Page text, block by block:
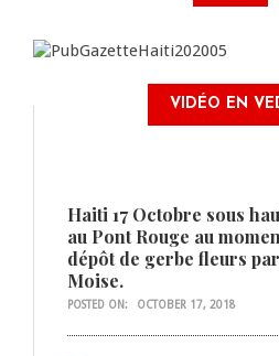
VIDÉO EN
Haiti 17 Octobre sous
au Pont Rouge au
dépôt de gerbe fleurs
Moise.
POSTED ON: OCTOBER 17, 2018